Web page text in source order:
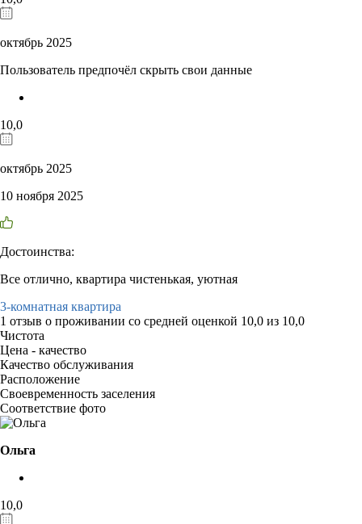
октябрь 2025
Пользователь предпочёл скрыть свои данные
10,0
октябрь 2025
10 ноября 2025
Достоинства:
Все отлично, квартира чистенькая, уютная
3-комнатная квартира
1 отзыв о проживании со средней оценкой 10,0 из 10,0
Чистота
Цена - качество
Качество обслуживания
Расположение
Своевременность заселения
Соответствие фото
Ольга
10,0